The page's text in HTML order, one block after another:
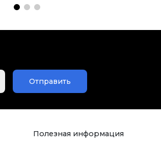
Отправить
Полезная информация